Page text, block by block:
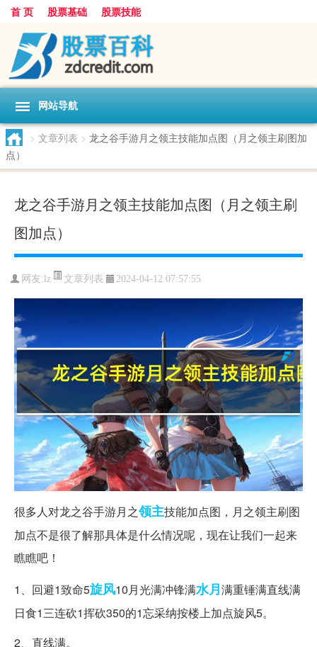
首 页 股票基础 股票技能
网站导航
> 文章列表 > 龙之谷手游月之领主技能加点图（月之领主刷图加
点）
龙之谷手游月之领主技能加点图（月之领主刷
图加点）
网友:lz 文章列表 2024-04-12 07:57:55
很多人对龙之谷手游月之领主技能加点图，月之领主刷图
加点不是很了解那具体是什么情况呢，现在让我们一起来
瞧瞧吧！
1、回避1致命5旋风10月光满冲锋满水月满重锤满直线满
日食1三连砍1挥砍350的1忘采纳按楼上加点旋风5。
2、直线满。